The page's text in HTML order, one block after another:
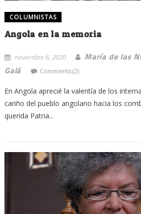
COLUMNISTAS
Angola en la memoria
noviembre 6, 2020
María de las
Galá
Comments(2)
En Angola aprecié la valentía de los
cariño del pueblo angolano hacia los
querida Patria...